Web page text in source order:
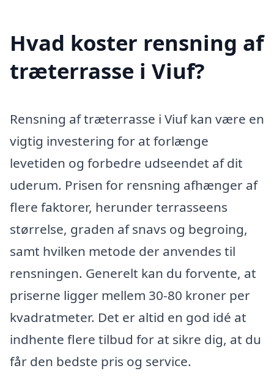
Hvad koster rensning af
træterrasse i Viuf?
Rensning af træterrasse i Viuf kan være en
vigtig investering for at forlænge
levetiden og forbedre udseendet af dit
uderum. Prisen for rensning afhænger af
flere faktorer, herunder terrasseens
størrelse, graden af snavs og begroing,
samt hvilken metode der anvendes til
rensningen. Generelt kan du forvente, at
priserne ligger mellem 30-80 kroner per
kvadratmeter. Det er altid en god idé at
indhente flere tilbud for at sikre dig, at du
får den bedste pris og service.